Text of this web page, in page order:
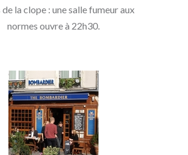
la clope : une salle fumeur aux
normes ouvre à 22h30.